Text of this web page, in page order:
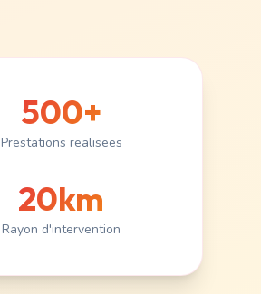
500+
Prestations realisees
20km
Rayon d'intervention